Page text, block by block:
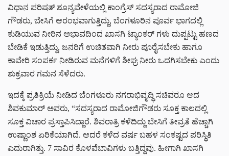
ವಿಧಾನ ಪರಿಷತ್ ಶೂನ್ಯವೇಳೆಯಲ್ಲಿ ಕಾಂಗ್ರೆಸ್ ಸದಸ್ಯರಾದ ರಾಮೋಜಿ
ಗೌಡರು, ಬೇಸಿಗೆ ಆರಂಭವಾಗುತ್ತಿದ್ದು, ಬೆಂಗಳೂರಿನ ಪೂರ್ವ ಭಾಗದಲ್ಲಿ
ಕುಡಿಯುವ ನೀರಿನ ಅಭಾವದಿಂದ ಖಾಸಗಿ ಟ್ಯಾಂಕರ್ ಗಳು ದುಪ್ಪಟ್ಟು ಹಣದ
ಬೇಡಿಕೆ ಇಡುತ್ತಿದ್ದು, ಜನರಿಗೆ ಉಚಿತವಾಗಿ ನೀರು ಪೂರೈಸಬೇಕು ಹಾಗೂ
ಕಾವೇರಿ ಸಂಪರ್ಕ ನೀಡಿರುವ ಮನೆಗಳಿಗೆ ಶೀಘ್ರ ನೀರು ಒದಗಿಸಬೇಕು ಎಂದು
ಶುಕ್ರವಾರ ಗಮನ ಸೆಳೆದರು.
ಇದಕ್ಕೆ ಪ್ರತಿಕ್ರಿಯೆ ನೀಡಿದ ಬೆಂಗಳೂರು ನಗರಾಭಿವೃದ್ಧಿ ಸಚಿವರೂ ಆದ
ಶಿವಕುಮಾರ್ ಅವರು, “ಸದಸ್ಯರಾದ ರಾಮೋಜಿಗೌಡರು ಸೂಕ್ತ ಕಾಲದಲ್ಲಿ
ಸೂಕ್ತ ವಿಚಾರ ಪ್ರಸ್ತಾಪಿಸಿದ್ದಾರೆ. ಶಿವರಾತ್ರಿ ಕಳೆದಿದ್ದು ಬೇಸಿಗೆ ತೀವ್ರತೆ ಹೆಚ್ಚಾಗಿ
ಉಷ್ಣಾಂಶ ಏರಿಕೆಯಾಗಿದೆ. ಆದರೆ ಕಳೆದ ವರ್ಷ ಬಹಳ ಸಂಕಷ್ಟದ ಪರಿಸ್ಥಿತಿ
ಎದುರಾಗಿತ್ತು. 7 ಸಾವಿರ ಕೊಳವೆಬಾವಿಗಳು ಬತ್ತಿದ್ದವು. ಹೀಗಾಗಿ ಖಾಸಗಿ